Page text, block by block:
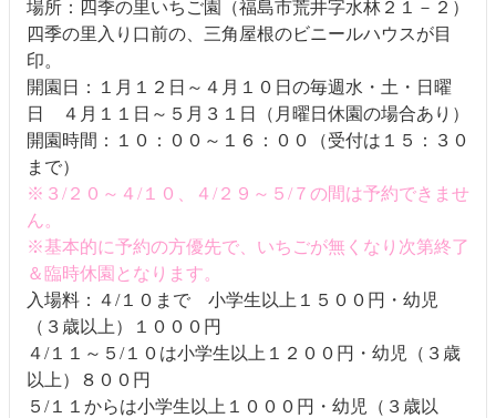
場所：四季の里いちご園（福島市荒井字水林２１－２）
四季の里入り口前の、三角屋根のビニールハウスが目
印。
開園日：１月１２日～４月１０日の毎週水・土・日曜
日 ４月１１日～５月３１日（月曜日休園の場合あり）
開園時間：１０：００～１６：００（受付は１５：３０
まで）
※３/２０～４/１０、４/２９～５/７の間は予約できませ
ん。
※基本的に予約の方優先で、いちごが無くなり次第終了
＆臨時休園となります。
入場料：４/１０まで 小学生以上１５００円・幼児
（３歳以上）１０００円
４/１１～５/１０は小学生以上１２００円・幼児（３歳
以上）８００円
５/１１からは小学生以上１０００円・幼児（３歳以